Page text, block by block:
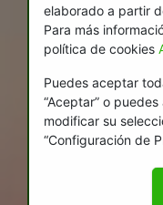
elaborado a partir
Para más
política de cookies
Puedes aceptar
“Aceptar” o
modificar su
“Configuración de